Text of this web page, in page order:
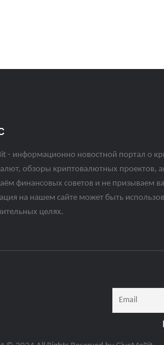
- информационно новостной портал о
обзоры криптовалютных проектов,
финансовых советов и не призываем
на нашем сайте может быть
целях.